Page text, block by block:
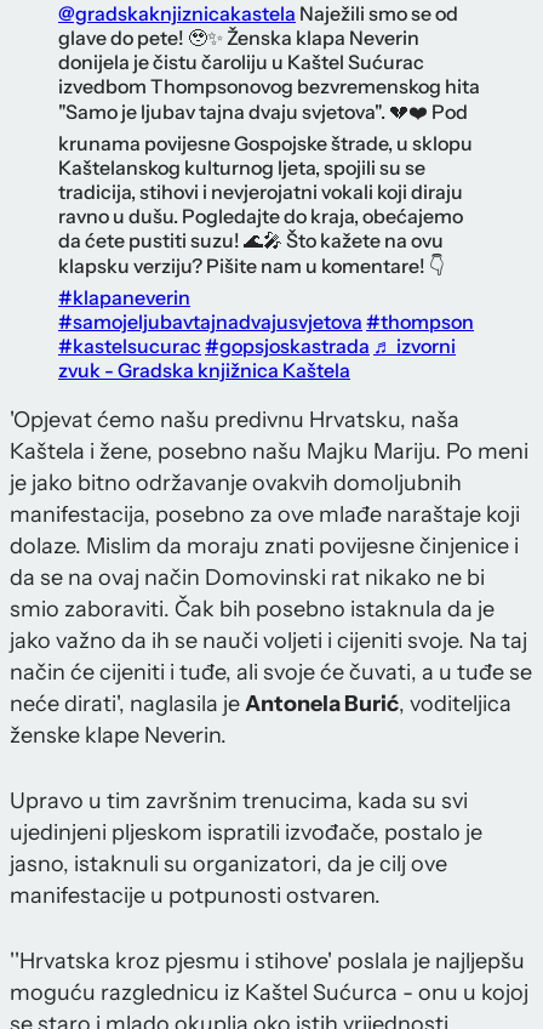
@gradskaknjiznicakastela Naježili smo se od
glave do pete! 🥹✨ Ženska klapa Neverin
donijela je čistu čaroliju u Kaštel Sućurac
izvedbom Thompsonovog bezvremenskog hita
"Samo je ljubav tajna dvaju svjetova". 💔❤️ Pod
krunama povijesne Gospojske štrade, u sklopu
Kaštelanskog kulturnog ljeta, spojili su se
tradicija, stihovi i nevjerojatni vokali koji diraju
ravno u dušu. Pogledajte do kraja, obećajemo
da ćete pustiti suzu! 🌊🎤 Što kažete na ovu
klapsku verziju? Pišite nam u komentare! 👇
#klapaneverin
#samojeljubavtajnadvajusvjetova #thompson
#kastelsucurac #gopsjoskastrada ♬ izvorni
zvuk - Gradska knjižnica Kaštela
'Opjevat ćemo našu predivnu Hrvatsku, naša
Kaštela i žene, posebno našu Majku Mariju. Po meni
je jako bitno održavanje ovakvih domoljubnih
manifestacija, posebno za ove mlađe naraštaje koji
dolaze. Mislim da moraju znati povijesne činjenice i
da se na ovaj način Domovinski rat nikako ne bi
smio zaboraviti. Čak bih posebno istaknula da je
jako važno da ih se nauči voljeti i cijeniti svoje. Na taj
način će cijeniti i tuđe, ali svoje će čuvati, a u tuđe se
neće dirati', naglasila jeAntonela Burić, voditeljica
ženske klape Neverin.
Upravo u tim završnim trenucima, kada su svi
ujedinjeni pljeskom ispratili izvođače, postalo je
jasno, istaknuli su organizatori, da je cilj ove
manifestacije u potpunosti ostvaren.
''Hrvatska kroz pjesmu i stihove' poslala je najljepšu
moguću razglednicu iz Kaštel Sućurca - onu u kojoj